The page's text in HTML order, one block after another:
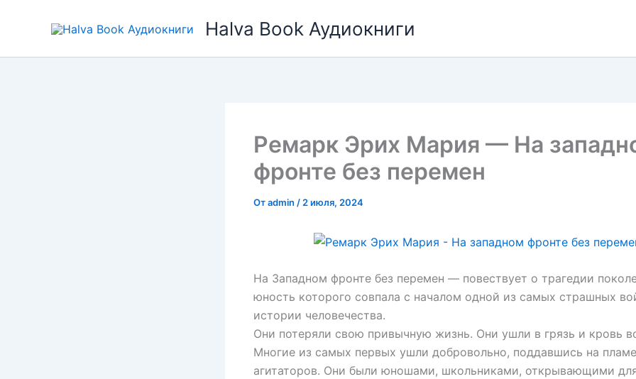
Halva Book Аудиокниги
Ремарк Эрих Мария — На
фронте без перемен
Отadmin / 2 июля, 2024
На Западном фронте без перемен — повествует о трагедии
юность которого совпала с началом одной из самых страшных
истории человечества.
Они потеряли свою привычную жизнь. Они ушли в грязь и кровь
Многие из самых первых ушли добровольно, поддавшись на
агитаторов. Они были юношами, школьниками, открывающими